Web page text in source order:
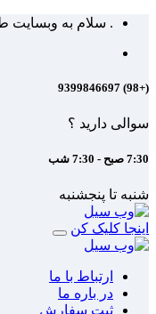
Skip
content
. سلام به
(+98) 9399846697
سوالی دارید ؟
7:30 صبح - 7:30 شب
شنبه تا پنجشنبه
اینجا کلیک کن
ارتباط با ما
در باره ما
ثبت سفارش